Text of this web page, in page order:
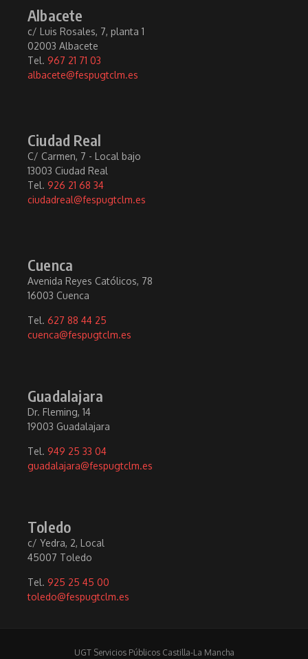
Albacete
c/ Luis Rosales, 7, planta 1
02003 Albacete
Tel. 967 21 71 03
albacete@fespugtclm.es
Ciudad Real
C/ Carmen, 7 - Local bajo
13003 Ciudad Real
Tel. 926 21 68 34
ciudadreal@fespugtclm.es
Cuenca
Avenida Reyes Católicos, 78
16003 Cuenca
Tel. 627 88 44 25
cuenca@fespugtclm.es
Guadalajara
Dr. Fleming, 14
19003 Guadalajara
Tel. 949 25 33 04
guadalajara@fespugtclm.es
Toledo
c/ Yedra, 2, Local
45007 Toledo
Tel. 925 25 45 00
toledo@fespugtclm.es
UGT Servicios Públicos Castilla-La Mancha